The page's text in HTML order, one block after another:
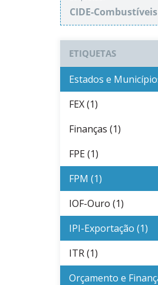
CIDE-Combustíveis
ETIQUETAS
Estados e
FEX (1)
Finanças (1)
FPE (1)
FPM (1)
IOF-Ouro (1)
IPI-Exportação (1)
ITR (1)
Orçamento e